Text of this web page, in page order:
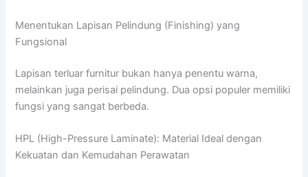
Menentukan Lapisan Pelindung (Finishing) yang
Fungsional
Lapisan terluar furnitur bukan hanya penentu warna,
melainkan juga perisai pelindung. Dua opsi populer memiliki
fungsi yang sangat berbeda.
HPL (High-Pressure Laminate): Material Ideal dengan
Kekuatan dan Kemudahan Perawatan